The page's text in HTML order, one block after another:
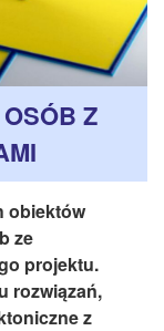
Z
obiektów
ze
projektu.
rozwiązań,
z